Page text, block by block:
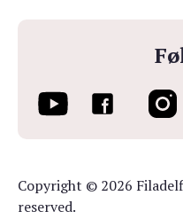
Copyright © 2026
reserved.